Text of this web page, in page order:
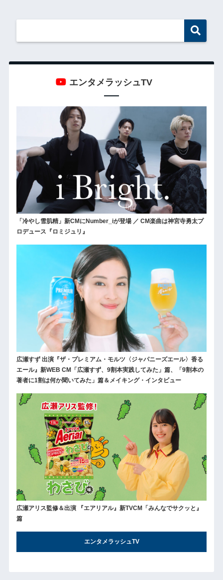
エンタメラッシュTV
「冷やし雪肌精」新CMにNumber_iが登場 ／ CM楽曲は神宮寺勇太プ
ロデュース『ロミジュリ』
広瀬すず 出演『ザ・プレミアム・モルツ〈ジャパニーズエール〉香る
エール』新WEB CM「広瀬すず、9割本実践してみた」篇、「9割本の
著者に1割は何か聞いてみた」篇＆メイキング・インタビュー
広瀬アリス監修＆出演 『エアリアル』新TVCM「みんなでサクッと』
篇
エンタメラッシュTV